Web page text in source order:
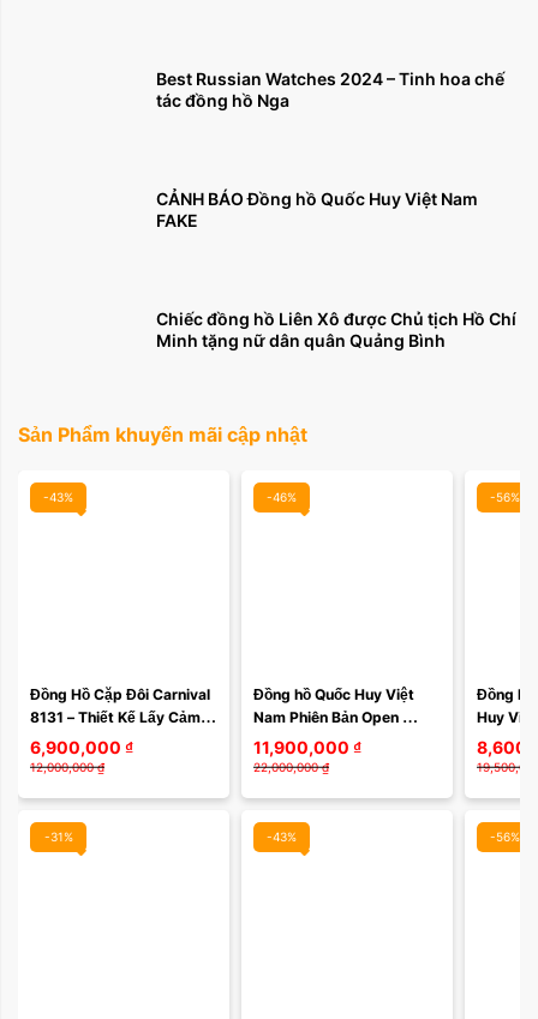
Best Russian Watches 2024 – Tinh hoa chế
tác đồng hồ Nga
CẢNH BÁO Đồng hồ Quốc Huy Việt Nam
FAKE
Chiếc đồng hồ Liên Xô được Chủ tịch Hồ Chí
Minh tặng nữ dân quân Quảng Bình
Sản Phẩm khuyến mãi cập nhật
-43%
Đồng Hồ Cặp Đôi Carnival
8131 – Thiết Kế Lấy Cảm
Hứng Từ Phong Cách
Rolex, Sapphire Nguyên
6,900,000 ₫
12,000,000 ₫
-46%
Đồng hồ Quốc Huy Việt
Nam Phiên Bản Open
Heart Vỏ Mạ Vàng hồng
252VN233
11,900,000 ₫
22,000,000 ₫
-56%
Đồng hồ
Huy
Limited
duy
-31% -43% -56%